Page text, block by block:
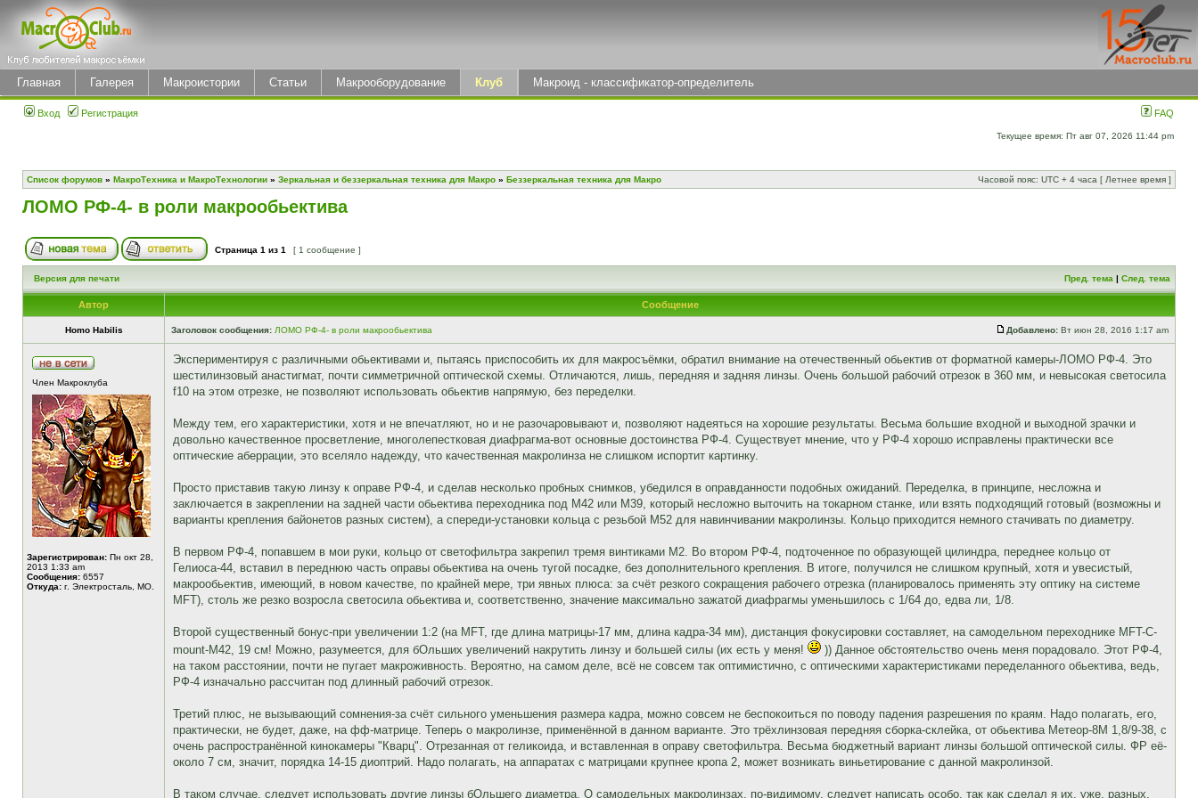
Главная Галерея Макроистории Статьи Макрооборудование Клуб Макроид - классификатор-определитель
Вход Регистрация FAQ
Текущее время: Пт авг 07, 2026 11:44 pm
Список форумов » МакроТехника и МакроТехнологии » Зеркальная и беззеркальная техника для Макро » Беззеркальная техника для Макро Часовой пояс: UTC + 4 часа [ Летнее время ]
ЛОМО РФ-4- в роли макрообьектива
Страница 1 из 1 [ 1 сообщение ]
Версия для печати Пред. тема | След. тема
Автор Сообщение
Homo Habilis Заголовок сообщения: ЛОМО РФ-4- в роли макрообьектива Добавлено: Вт июн 28, 2016 1:17 am
Член Макроклуба
Зарегистрирован: Пн окт 28,
2013 1:33 am
Сообщения: 6557
Откуда: г. Электросталь, МО.
Экспериментируя с различными обьективами и, пытаясь приспособить их для макросъёмки, обратил внимание на отечественный обьектив от форматной камеры-ЛОМО РФ-4. Это
шестилинзовый анастигмат, почти симметричной оптической схемы. Отличаются, лишь, передняя и задняя линзы. Очень большой рабочий отрезок в 360 мм, и невысокая светосила
f10 на этом отрезке, не позволяют использовать обьектив напрямую, без переделки.
Между тем, его характеристики, хотя и не впечатляют, но и не разочаровывают и, позволяют надеяться на хорошие результаты. Весьма большие входной и выходной зрачки и
довольно качественное просветление, многолепестковая диафрагма-вот основные достоинства РФ-4. Существует мнение, что у РФ-4 хорошо исправлены практически все
оптические аберрации, это вселяло надежду, что качественная макролинза не слишком испортит картинку.
Просто приставив такую линзу к оправе РФ-4, и сделав несколько пробных снимков, убедился в оправданности подобных ожиданий. Переделка, в принципе, несложна и
заключается в закреплении на задней части обьектива переходника под М42 или М39, который несложно выточить на токарном станке, или взять подходящий готовый (возможны и
варианты крепления байонетов разных систем), а спереди-установки кольца с резьбой М52 для навинчивании макролинзы. Кольцо приходится немного стачивать по диаметру.
В первом РФ-4, попавшем в мои руки, кольцо от светофильтра закрепил тремя винтиками М2. Во втором РФ-4, подточенное по образующей цилиндра, переднее кольцо от
Гелиоса-44, вставил в переднюю часть оправы обьектива на очень тугой посадке, без дополнительного крепления. В итоге, получился не слишком крупный, хотя и увесистый,
макрообьектив, имеющий, в новом качестве, по крайней мере, три явных плюса: за счёт резкого сокращения рабочего отрезка (планировалось применять эту оптику на системе
MFT), столь же резко возросла светосила обьектива и, соответственно, значение максимально зажатой диафрагмы уменьшилось с 1/64 до, едва ли, 1/8.
Второй существенный бонус-при увеличении 1:2 (на MFT, где длина матрицы-17 мм, длина кадра-34 мм), дистанция фокусировки составляет, на самодельном переходнике MFT-C-
mount-М42, 19 см! Можно, разумеется, для бОльших увеличений накрутить линзу и большей силы (их есть у меня!
)) Данное обстоятельство очень меня порадовало. Этот РФ-4,
на таком расстоянии, почти не пугает макроживность. Вероятно, на самом деле, всё не совсем так оптимистично, с оптическими характеристиками переделанного обьектива, ведь,
РФ-4 изначально рассчитан под длинный рабочий отрезок.
Третий плюс, не вызывающий сомнения-за счёт сильного уменьшения размера кадра, можно совсем не беспокоиться по поводу падения разрешения по краям. Надо полагать, его,
практически, не будет, даже, на фф-матрице. Теперь о макролинзе, применённой в данном варианте. Это трёхлинзовая передняя сборка-склейка, от обьектива Метеор-8М 1,8/9-38, с
очень распространённой кинокамеры "Кварц". Отрезанная от геликоида, и вставленная в оправу светофильтра. Весьма бюджетный вариант линзы большой оптической силы. ФР её-
около 7 см, значит, порядка 14-15 диоптрий. Надо полагать, на аппаратах с матрицами крупнее кропа 2, может возникать виньетирование с данной макролинзой.
В таком случае, следует использовать другие линзы бОльшего диаметра. О самодельных макролинзах, по-видимому, следует написать особо, так как сделал я их, уже, разных,